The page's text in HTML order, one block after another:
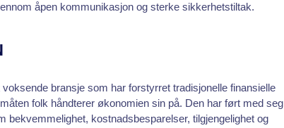
åpen kommunikasjon og sterke sikkerhetstiltak.
voksende bransje som har forstyrret tradisjonelle finansielle
folk håndterer økonomien sin på. Den har ført med seg
bekvemmelighet, kostnadsbesparelser, tilgjengelighet og